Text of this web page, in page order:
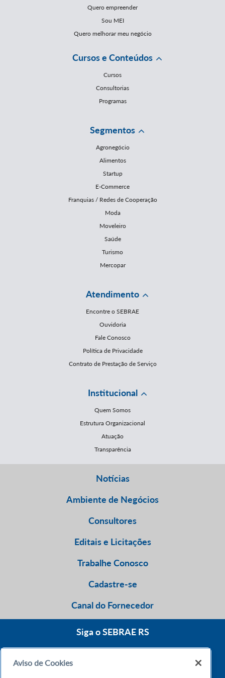
Quero empreender
Sou MEI
Quero melhorar meu negócio
Cursos e Conteúdos
Cursos
Consultorias
Programas
Segmentos
Agronegócio
Alimentos
Startup
E-Commerce
Franquias / Redes de Cooperação
Moda
Moveleiro
Saúde
Turismo
Mercopar
Atendimento
Encontre o SEBRAE
Ouvidoria
Fale Conosco
Política de Privacidade
Contrato de Prestação de Serviço
Institucional
Quem Somos
Estrutura Organizacional
Atuação
Transparência
Notícias
Ambiente de Negócios
Consultores
Editais e Licitações
Trabalhe Conosco
Cadastre-se
Canal do Fornecedor
Siga o SEBRAE RS
Aviso de Cookies